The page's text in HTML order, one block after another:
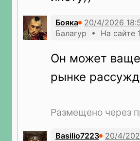
Бояка
Балагур • На сайте
Он может
рынке
Размещено через
Basilio7223